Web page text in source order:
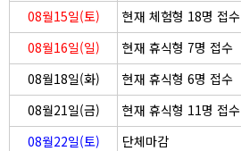
08월15일(토)
현재 체험형 18명 접수
08월16일(일)
현재 휴식형 7명 접수
08월18일(화)
현재 휴식형 6명 접수
08월21일(금)
현재 휴식형 11명 접수
08월22일(토)
단체마감